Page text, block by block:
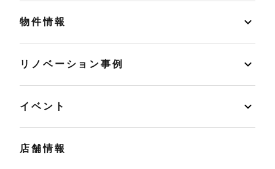
物件情報
リノベーション事例
イベント
店舗情報